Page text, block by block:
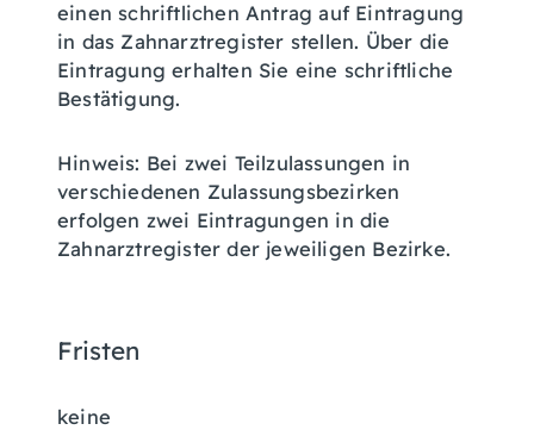
einen schriftlichen Antrag auf Eintragung
in das Zahnarztregister stellen. Über die
Eintragung erhalten Sie eine schriftliche
Bestätigung.
Hinweis: Bei zwei Teilzulassungen in
verschiedenen Zulassungsbezirken
erfolgen zwei Eintragungen in die
Zahnarztregister der jeweiligen Bezirke.
Fristen
keine